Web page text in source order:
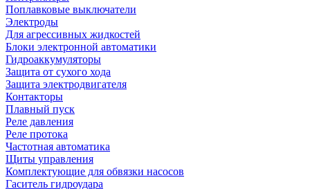
Поплавковые выключатели
Электроды
Для агрессивных жидкостей
Блоки электронной автоматики
Гидроаккумуляторы
Защита от сухого хода
Защита электродвигателя
Контакторы
Плавный пуск
Реле давления
Реле протока
Частотная автоматика
Щиты управления
Комплектующие для обвязки насосов
Гаситель гидроудара